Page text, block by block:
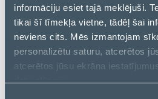
informāciju esiet tajā meklējuši.
tikai šī tīmekļa vietne, tādēļ šai
neviens cits. Mēs izmantojam
personalizētu saturu, atcerētos
atcerētos jūsu ekrāna
datu plūsmu.
pieprasījums pēc jaudīgākiem
savienojamības risinājumiem
gandarīti, ka varam piedāvāt
konkurētspējīgus, kvalitatīvus
Jānis Jēgers, ELKO Grupa
Baltijas risinājumu nodaļā.